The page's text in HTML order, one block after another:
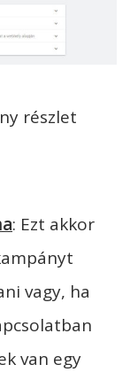
részlet
: Ezt akkor
vagy, ha
van egy